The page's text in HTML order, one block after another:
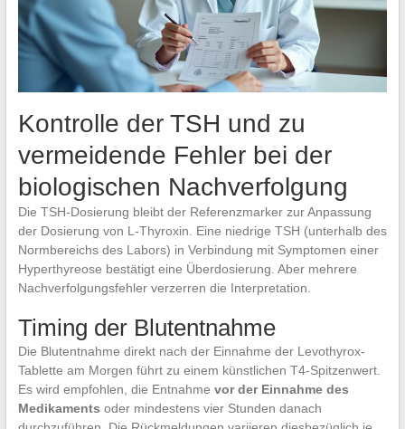
Kontrolle der TSH und zu
vermeidende Fehler bei der
biologischen Nachverfolgung
Die TSH-Dosierung bleibt der Referenzmarker zur Anpassung
der Dosierung von L-Thyroxin. Eine niedrige TSH (unterhalb des
Normbereichs des Labors) in Verbindung mit Symptomen einer
Hyperthyreose bestätigt eine Überdosierung. Aber mehrere
Nachverfolgungsfehler verzerren die Interpretation.
Timing der Blutentnahme
Die Blutentnahme direkt nach der Einnahme der Levothyrox-
Tablette am Morgen führt zu einem künstlichen T4-Spitzenwert.
Es wird empfohlen, die Entnahme vor der Einnahme des
Medikaments oder mindestens vier Stunden danach